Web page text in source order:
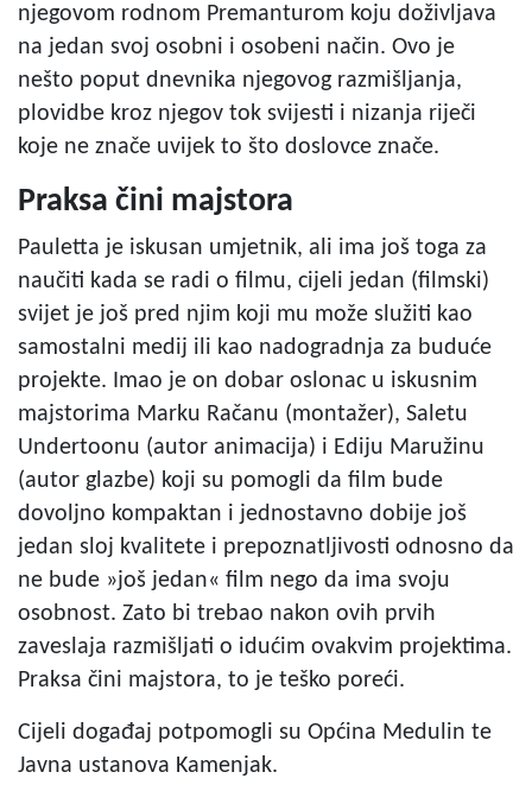
njegovom rodnom Premanturom koju doživljava
na jedan svoj osobni i osobeni način. Ovo je
nešto poput dnevnika njegovog razmišljanja,
plovidbe kroz njegov tok svijesti i nizanja riječi
koje ne znače uvijek to što doslovce znače.
Praksa čini majstora
Pauletta je iskusan umjetnik, ali ima još toga za
naučiti kada se radi o filmu, cijeli jedan (filmski)
svijet je još pred njim koji mu može služiti kao
samostalni medij ili kao nadogradnja za buduće
projekte. Imao je on dobar oslonac u iskusnim
majstorima Marku Račanu (montažer), Saletu
Undertoonu (autor animacija) i Ediju Maružinu
(autor glazbe) koji su pomogli da film bude
dovoljno kompaktan i jednostavno dobije još
jedan sloj kvalitete i prepoznatljivosti odnosno da
ne bude »još jedan« film nego da ima svoju
osobnost. Zato bi trebao nakon ovih prvih
zaveslaja razmišljati o idućim ovakvim projektima.
Praksa čini majstora, to je teško poreći.
Cijeli događaj potpomogli su Općina Medulin te
Javna ustanova Kamenjak.